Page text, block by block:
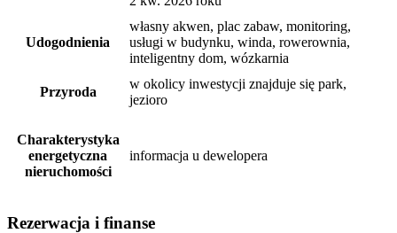
Udogodnienia
własny akwen, plac zabaw, monitoring,
usługi w budynku, winda, rowerownia,
inteligentny dom, wózkarnia
Przyroda
w okolicy inwestycji znajduje się park,
jezioro
Charakterystyka
energetyczna
nieruchomości
informacja u dewelopera
Rezerwacja i finanse